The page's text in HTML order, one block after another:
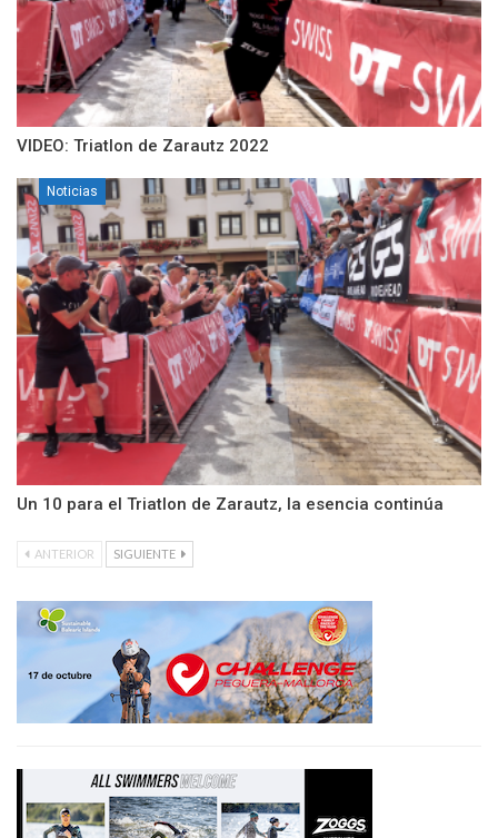
VIDEO: Triatlon de Zarautz 2022
Noticias
Un 10 para el Triatlon de Zarautz, la esencia continúa
ANTERIOR SIGUIENTE